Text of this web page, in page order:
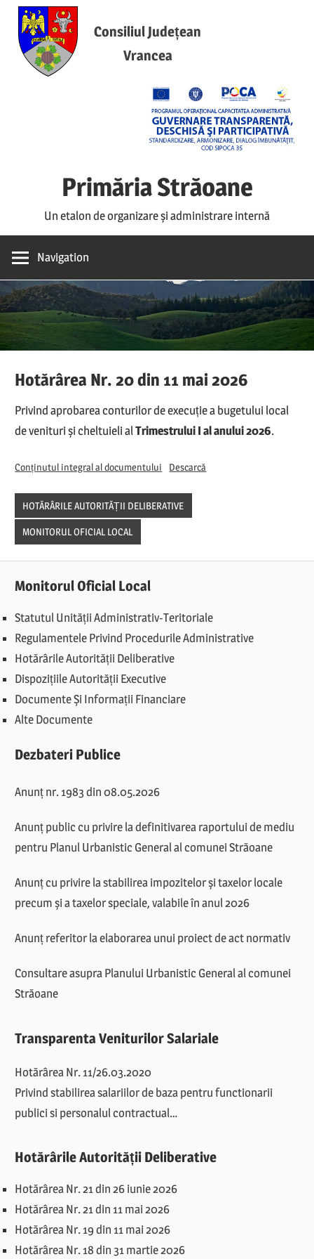
Skip
content
Consiliul Județean
Vrancea
Primăria Străoane
Un etalon de organizare și administrare internă
Navigation
Hotărârea Nr. 20 din 11 mai 2026
Privind aprobarea conturilor de execuție a bugetului local
de venituri și cheltuieli alTrimestrului I al anului 2026.
Conținutul integral al documentului Descarcă
HOTĂRÂRILE AUTORITĂȚII DELIBERATIVE
MONITORUL OFICIAL LOCAL
Monitorul Oficial Local
Statutul Unității Administrativ-Teritoriale
Regulamentele Privind Procedurile Administrative
Hotărârile Autorității Deliberative
Dispozițiile Autorității Executive
Documente Și Informații Financiare
Alte Documente
Dezbateri Publice
Anunț nr. 1983 din 08.05.2026
Anunț public cu privire la definitivarea raportului de mediu
pentru Planul Urbanistic General al comunei Străoane
Anunț cu privire la stabilirea impozitelor și taxelor locale
precum și a taxelor speciale, valabile în anul 2026
Anunț referitor la elaborarea unui proiect de act normativ
Consultare asupra Planului Urbanistic General al comunei
Străoane
Transparenta Veniturilor Salariale
Hotărârea Nr. 11/26.03.2020
Privind stabilirea salariilor de baza pentru functionarii
publici si personalul contractual…
Hotărârile Autorității Deliberative
Hotărârea Nr. 21 din 26 iunie 2026
Hotărârea Nr. 21 din 11 mai 2026
Hotărârea Nr. 19 din 11 mai 2026
Hotărârea Nr. 18 din 31 martie 2026